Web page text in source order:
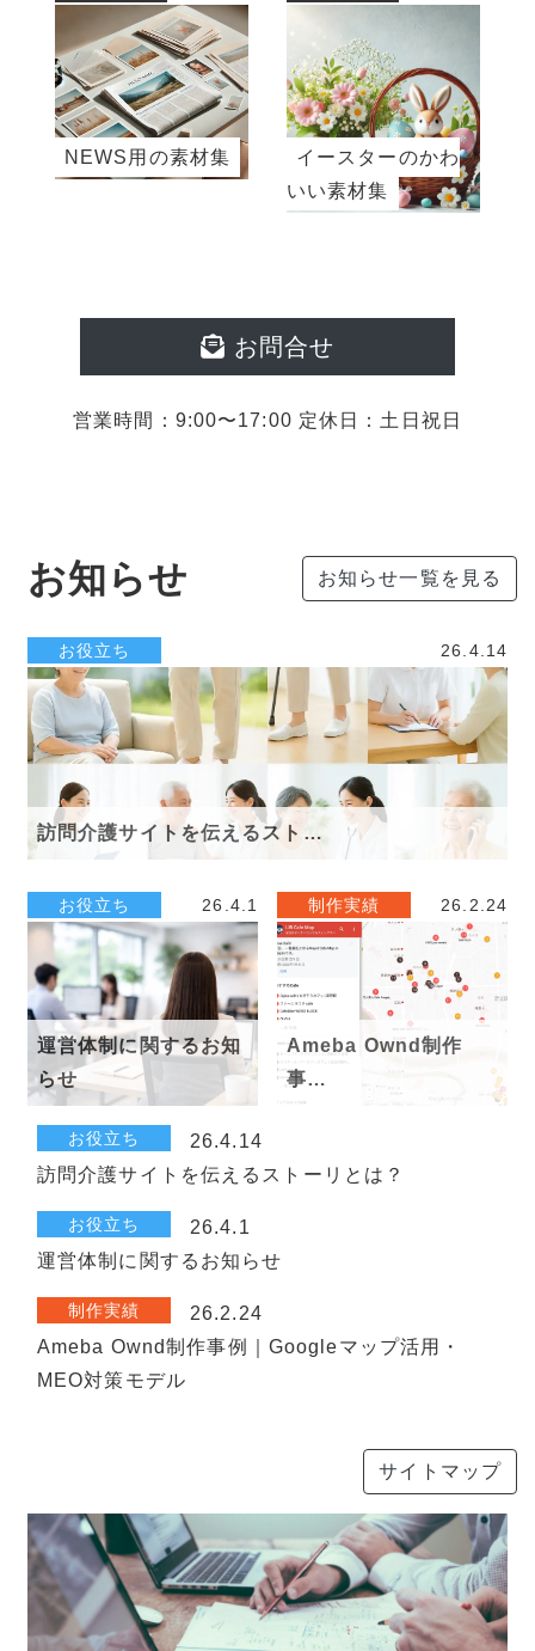
NEWS用の素材集
イースターのかわ
いい素材集
お問合せ
営業時間：9:00〜17:00 定休日：土日祝日
お知らせ一覧を見る
お知らせ
お役立ち 26.4.14
訪問介護サイトを伝えるスト…
お役立ち 26.4.1
運営体制に関するお知
らせ
制作実績 26.2.24
Ameba Ownd制作
事…
お役立ち
26.4.14
訪問介護サイトを伝えるストーリとは？
お役立ち
26.4.1
運営体制に関するお知らせ
制作実績
26.2.24
Ameba Ownd制作事例｜Googleマップ活用・
MEO対策モデル
サイトマップ